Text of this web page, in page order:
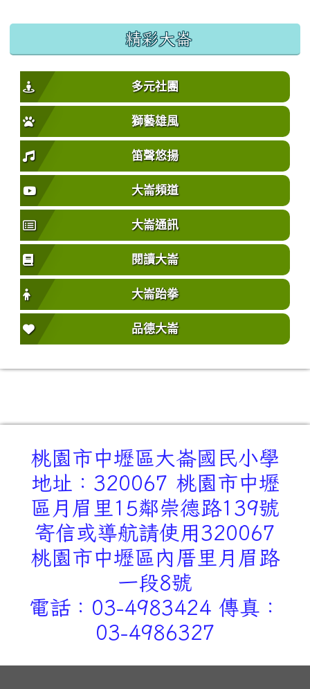
精彩大崙
多元社團
獅藝雄風
笛聲悠揚
大崙頻道
大崙通訊
閱讀大崙
大崙跆拳
品德大崙
桃園市中壢區大崙國民小學
地址：320067 桃園市中壢
區月眉里15鄰崇德路139號
寄信或導航請使用320067
桃園市中壢區內厝里月眉路
一段8號
電話：03-4983424 傳真：
03-4986327